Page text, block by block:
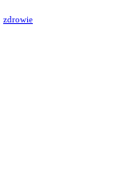
zdrowie